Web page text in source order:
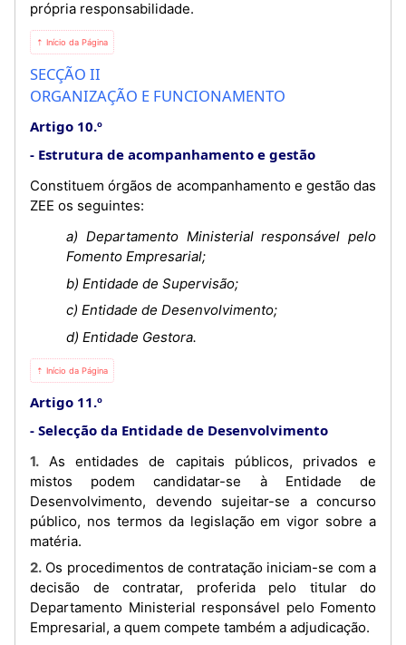
própria responsabilidade.
⇡ Início da Página
SECÇÃO II
ORGANIZAÇÃO E FUNCIONAMENTO
Artigo 10.º
Estrutura de acompanhamento e gestão
Constituem órgãos de acompanhamento e gestão das
ZEE os seguintes:
a) Departamento Ministerial responsável pelo
Fomento Empresarial;
b) Entidade de Supervisão;
c) Entidade de Desenvolvimento;
d) Entidade Gestora.
⇡ Início da Página
Artigo 11.º
Selecção da Entidade de Desenvolvimento
1. As entidades de capitais públicos, privados e
mistos podem candidatar-se à Entidade de
Desenvolvimento, devendo sujeitar-se a concurso
público, nos termos da legislação em vigor sobre a
matéria.
2. Os procedimentos de contratação iniciam-se com a
decisão de contratar, proferida pelo titular do
Departamento Ministerial responsável pelo Fomento
Empresarial, a quem compete também a adjudicação.